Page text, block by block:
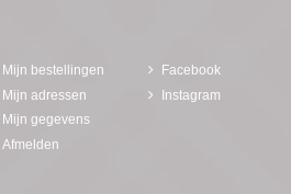
Mijn bestellingen
Mijn adressen
Mijn gegevens
Afmelden
Facebook
Instagram